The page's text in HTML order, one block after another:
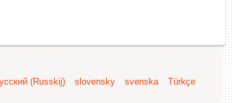
(Russkij) slovensky svenska
Türkçe